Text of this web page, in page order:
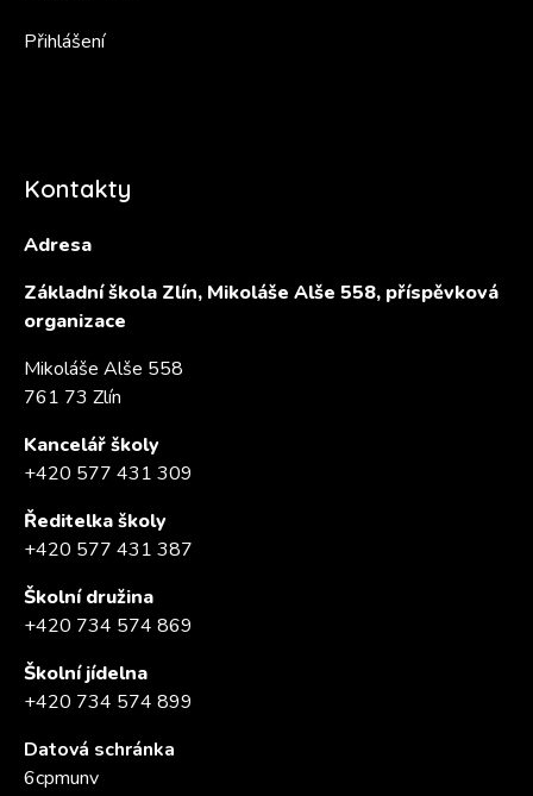
Přihlášení
Kontakty
Adresa
Základní škola Zlín, Mikoláše Alše 558, příspěvková
organizace
Mikoláše Alše 558
761 73 Zlín
Kancelář školy
+420 577 431 309
Ředitelka školy
+420 577 431 387
Školní družina
+420 734 574 869
Školní jídelna
+420 734 574 899
Datová schránka
6cpmunv